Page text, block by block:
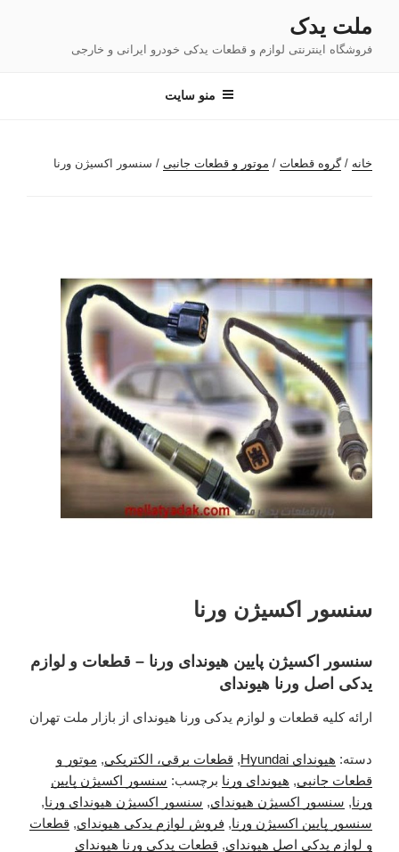
محتوا
ملت یدک
فروشگاه اینترنتی لوازم و قطعات یدکی خودرو ایرانی و خارجی
منو سایت
خانه /گروه قطعات / موتور و قطعات جانبی / سنسور اکسیژن ورنا
سنسور اکسیژن ورنا
سنسور اکسیژن پایین هیوندای ورنا – قطعات و لوازم
یدکی اصل ورنا هیوندای
ارائه کلیه قطعات و لوازم یدکی ورنا هیوندای از بازار ملت تهران
دسته: هیوندای Hyundai , قطعات برقی، الکتریکی, موتور و
قطعات جانبی, هیوندای ورنا برچسب: سنسور اکسیژن پایین
ورنا, سنسور اکسیژن هیوندای, سنسور اکسیژن هیوندای ورنا,
سنسور پایین اکسیژن ورنا, فروش لوازم یدکی هیوندای, قطعات
و لوازم یدکی اصل هیوندای, قطعات یدکی ورنا هیوندای